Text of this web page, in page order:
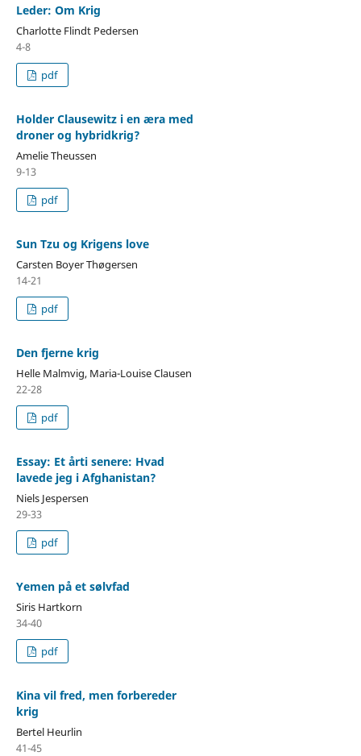
Leder: Om Krig
Charlotte Flindt Pedersen
4-8
pdf
Holder Clausewitz i en æra med
droner og hybridkrig?
Amelie Theussen
9-13
pdf
Sun Tzu og Krigens love
Carsten Boyer Thøgersen
14-21
pdf
Den fjerne krig
Helle Malmvig, Maria-Louise Clausen
22-28
pdf
Essay: Et årti senere: Hvad
lavede jeg i Afghanistan?
Niels Jespersen
29-33
pdf
Yemen på et sølvfad
Siris Hartkorn
34-40
pdf
Kina vil fred, men forbereder
krig
Bertel Heurlin
41-45